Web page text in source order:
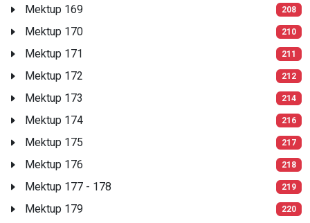
Mektup 169 208
Mektup 170 210
Mektup 171 211
Mektup 172 212
Mektup 173 214
Mektup 174 216
Mektup 175 217
Mektup 176 218
Mektup 177 - 178 219
Mektup 179 220